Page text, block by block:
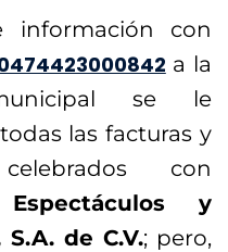
información con
a la
se le
las facturas y
con
y
de C.V.; pero,